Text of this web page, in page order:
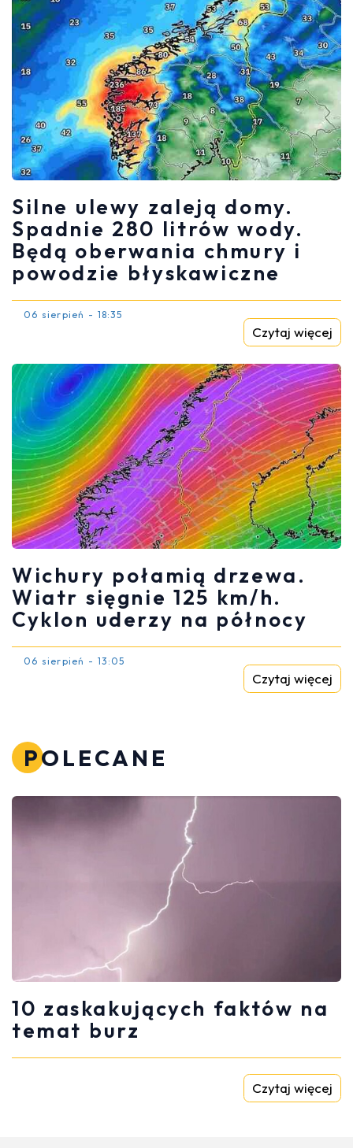
Silne ulewy zaleją domy.
Spadnie 280 litrów wody.
Będą oberwania chmury i
powodzie błyskawiczne
06 sierpień - 18:35
Czytaj więcej
Wichury połamią drzewa.
Wiatr sięgnie 125 km/h.
Cyklon uderzy na północy
06 sierpień - 13:05
Czytaj więcej
POLECANE
10 zaskakujących faktów na
temat burz
Czytaj więcej